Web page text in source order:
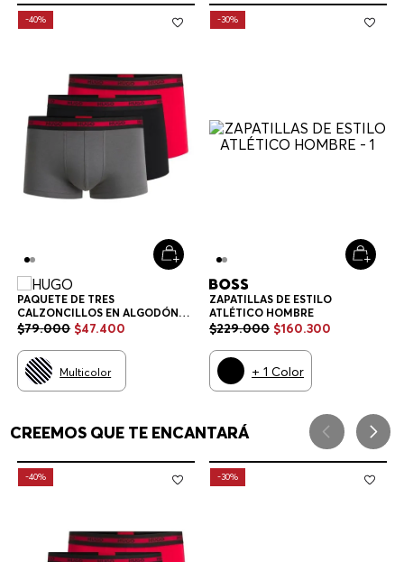
-40%
PAQUETE DE TRES
CALZONCILLOS EN ALGODÓN
ELÁSTICO CON LOGOS EN LA
HOMBRE
$79.000 $47.400
Multicolor
-30%
ZAPATILLAS DE ESTILO
ATLÉTICO HOMBRE
$229.000 $160.300
+ 1 Color
CREEMOS QUE TE ENCANTARÁ
-40% -30%